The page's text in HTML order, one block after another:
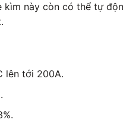
kìm này còn có thể tự
lên tới 200A.